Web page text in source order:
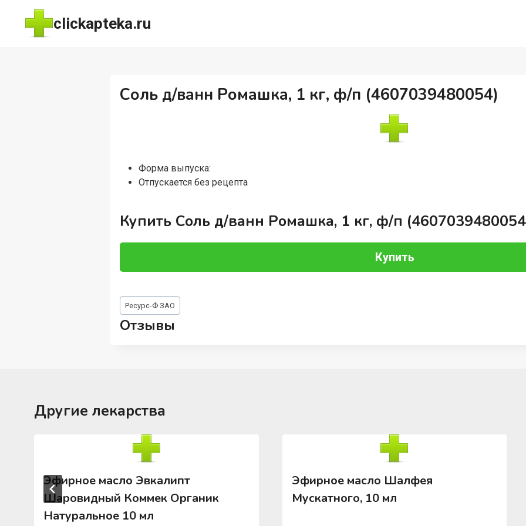
Перейти
содержимому
clickapteka.ru
Соль д/ванн Ромашка, 1 кг, ф/п (4607039480054)
Форма выпуска:
Отпускается без рецепта
Купить Соль д/ванн Ромашка, 1 кг, ф/п
Купить
Метки
записи:
Ресурс-Ф ЗАО
Отзывы
Другие лекарства
Эфирное масло Эвкалипт
Шаровидный Коммек Органик
Натуральное 10 мл
Эфирное масло Шалфея
Мускатного, 10 мл